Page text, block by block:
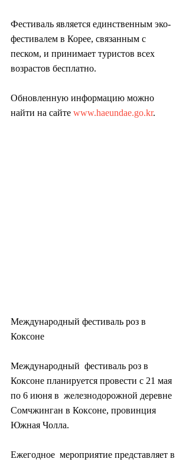
Фестиваль является единственным эко-
фестивалем в Корее, связанным с
песком, и принимает туристов всех
возрастов бесплатно.
Обновленную информацию можно
найти на сайте www.haeundae.go.kr.
Международный фестиваль роз в
Коксоне
Международный  фестиваль роз в
Коксоне планируется провести с 21 мая
по 6 июня в  железнодорожной деревне
Сомчжинган в Коксоне, провинция
Южная Чолла.
Ежегодное  мероприятие представляет в